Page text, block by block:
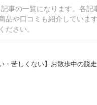
事の一覧になります。各記
品や口コミも紹介していま
ださい。
・苦しくない】お散歩中の脱